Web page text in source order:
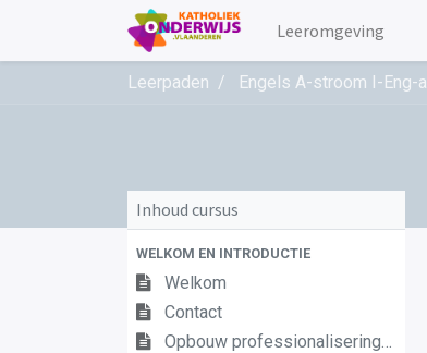
Leeromgeving
Leerpaden Engels A-stroom I-Eng-a
Inhoud cursus
WELKOM EN INTRODUCTIE
Welkom
Contact
Opbouw professionaliseringstraject